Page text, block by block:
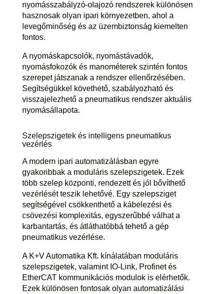
nyomásszabályzó-olajozó rendszerek különösen
hasznosak olyan ipari környezetben, ahol a
levegőminőség és az üzembiztonság kiemelten
fontos.
A nyomáskapcsolók, nyomástávadók,
nyomásfokozók és manométerek szintén fontos
szerepet játszanak a rendszer ellenőrzésében.
Segítségükkel követhető, szabályozható és
visszajelezhető a pneumatikus rendszer aktuális
nyomásállapota.
Szelepszigetek és intelligens pneumatikus
vezérlés
A modern ipari automatizálásban egyre
gyakoribbak a moduláris szelepszigetek. Ezek
több szelep központi, rendezett és jól bővíthető
vezérlését teszik lehetővé. Egy szelepsziget
segítségével csökkenthető a kábelezési és
csövezési komplexitás, egyszerűbbé válhat a
karbantartás, és átláthatóbbá tehető a gép
pneumatikus vezérlése.
A K+V Automatika Kft. kínálatában moduláris
szelepszigetek, valamint IO-Link, Profinet és
EtherCAT kommunikációs modulok is elérhetők.
Ezek különösen fontosak olyan automatizálási